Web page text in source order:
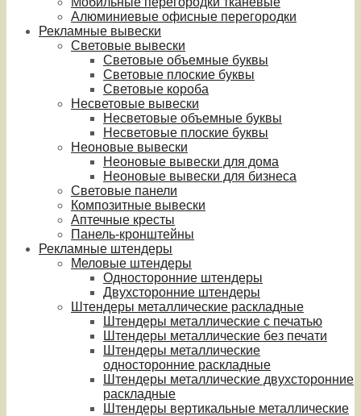
Алюминиевые офисные перегородки
Рекламные вывески
Световые вывески
Световые объемные буквы
Световые плоские буквы
Световые короба
Несветовые вывески
Несветовые объемные буквы
Несветовые плоские буквы
Неоновые вывески
Неоновые вывески для дома
Неоновые вывески для бизнеса
Световые панели
Композитные вывески
Аптечные кресты
Панель-кронштейны
Рекламные штендеры
Меловые штендеры
Односторонние штендеры
Двухсторонние штендеры
Штендеры металлические раскладные
Штендеры металлические с печатью
Штендеры металлические без печати
Штендеры металлические
односторонние раскладные
Штендеры металлические двухсторонние
раскладные
Штендеры вертикальные металлические